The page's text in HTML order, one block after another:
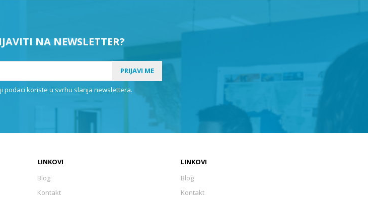
NA NEWSLETTER?
PRIJAVI ME
podaci koriste u svrhu slanja newslettera.
LINKOVI
Blog
Kontakt
LINKOVI
Blog
Kontakt